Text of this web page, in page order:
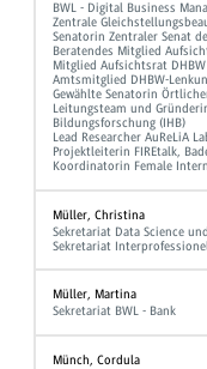
BWL - Digital Business
Zentrale
Senatorin Zentraler Senat
Beratendes Mitglied
Mitglied Aufsichtsrat DHBW
Amtsmitglied DHBW-
Gewählte Senatorin
Leitungsteam und
Bildungsforschung (IHB)
Lead Researcher AuReLiA
Projektleiterin FIREtalk,
Koordinatorin Female
Müller, Christina
Sekretariat Data Science
Sekretariat
Müller, Martina
Sekretariat BWL - Bank
Münch, Cordula